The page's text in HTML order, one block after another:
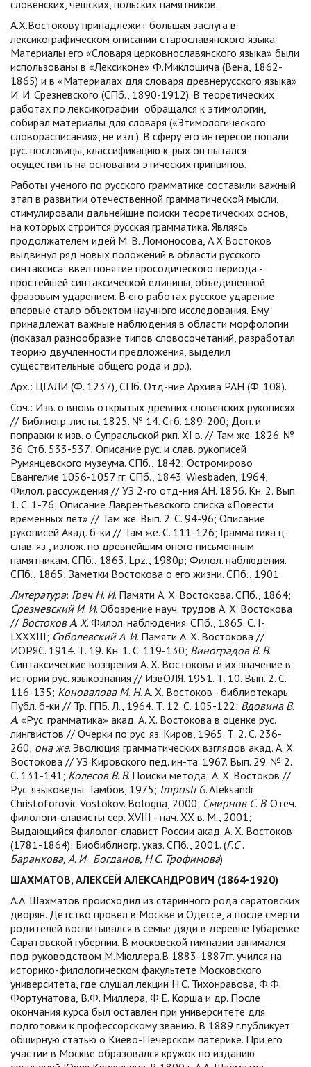
словенских, чешских, польских памятников.
А.Х.Востокову принадлежит большая заслуга в
лексикографическом описании старославянского языка.
Материалы его «Словаря церковнославянского языка» были
использованы в «Лексиконе» Ф.Миклошича (Вена, 1862-
1865) и в «Материалах для словаря древнерусского языка»
И. И. Срезневского (СПб., 1890-1912). В теоретических
работах по лексикографии обращался к этимологии,
собирал материалы для словаря («Этимологического
словорасписания», не изд.). В сферу его интересов попали
рус. пословицы, классификацию к-рых он пытался
осуществить на основании этических принципов.
Работы ученого по русского грамматике составили важный
этап в развитии отечественной грамматической мысли,
стимулировали дальнейшие поиски теоретических основ,
на которых строится русская грамматика. Являясь
продолжателем идей М. В. Ломоносова, А.Х.Востоков
выдвинул ряд новых положений в области русского
синтаксиса: ввел понятие просодического периода -
простейшей синтаксической единицы, объединенной
фразовым ударением. В его работах русское ударение
впервые стало объектом научного исследования. Ему
принадлежат важные наблюдения в области морфологии
(показал разнообразие типов словосочетаний, разработал
теорию двучленности предложения, выделил
существительные общего рода и др.).
Арх.: ЦГАЛИ (Ф. 1237), СПб. Отд-ние Архива РАН (Ф. 108).
Соч.: Изв. о вновь открытых древних словенских рукописях
// Библиогр. листы. 1825. № 14. Стб. 189-200; Доп. и
поправки к изв. о Супрасльской ркп. XI в. // Там же. 1826. №
36. Стб. 533-537; Описание рус. и слав. рукописей
Румянцевского музеума. СПб., 1842; Остромирово
Евангелие 1056-1057 гг. СПб., 1843. Wiesbaden, 1964;
Филол. рассуждения // УЗ 2-го отд-ния АН. 1856. Кн. 2. Вып.
1. С. 1-76; Описание Лаврентьевского списка «Повести
временных лет» // Там же. Вып. 2. С. 94-96; Описание
рукописей Акад. б-ки // Там же. С. 111-126; Грамматика ц.-
слав. яз., излож. по древнейшим оного письменным
памятникам. СПб., 1863. Lpz., 1980р; Филол. наблюдения.
СПб., 1865; Заметки Востокова о его жизни. СПб., 1901.
Литература: Греч Н. И. Памяти А. Х. Востокова. СПб., 1864;
Срезневский И. И. Обозрение науч. трудов А. Х. Востокова
// Востоков А. Х. Филол. наблюдения. СПб., 1865. С. I-
LXXXIII; Соболевский А. И. Памяти А. Х. Востокова //
ИОРЯС. 1914. Т. 19. Кн. 1. С. 119-130; Виноградов В. В.
Синтаксические воззрения А. Х. Востокова и их значение в
истории рус. языкознания // ИзвОЛЯ. 1951. Т. 10. Вып. 2. С.
116-135; Коновалова М. Н. А. Х. Востоков - библиотекарь
Публ. б-ки // Тр. ГПБ. Л., 1964. Т. 12. С. 105-122; Вдовина В.
А. «Рус. грамматика» акад. А. Х. Востокова в оценке рус.
лингвистов // Очерки по рус. яз. Киров, 1965. Т. 2. С. 236-
260; она же. Эволюция грамматических взглядов акад. А. Х.
Востокова // УЗ Кировского пед. ин-та. 1967. Вып. 29. № 2.
С. 131-141; Колесов В. В. Поиски метода: А. Х. Востоков //
Рус. языковеды. Тамбов, 1975; Imposti G. Aleksandr
Christoforovic Vostokov. Bologna, 2000; Смирнов С. В. Отеч.
филологи-слависты сер. XVIII - нач. XX в. М., 2001;
Выдающийся филолог-славист России акад. А. Х. Востоков
(1781-1864): Биобиблиогр. указ. СПб., 2001. (Г.С.
Баранкова, А. И. Богданов, Н.С. Трофимова)
ШАХМАТОВ, АЛЕКСЕЙ АЛЕКСАНДРОВИЧ (1864-1920)
А.А. Шахматов происходил из старинного рода саратовских
дворян. Детство провел в Москве и Одессе, а после смерти
родителей воспитывался в семье дяди в деревне Губаревке
Саратовской губернии. В московской гимназии занимался
под руководством М.Мюллера.В 1883-1887гг. учился на
историко-филологическом факультете Московского
университета, где слушал лекции Н.С. Тихонравова, Ф.Ф.
Фортунатова, В.Ф. Миллера, Ф.Е. Корша и др. После
окончания курса был оставлен при университете для
подготовки к профессорскому званию. В 1889 г.публикует
обширную статью о Киево-Печерском патерике. При его
участии в Москве образовался кружок по изданию